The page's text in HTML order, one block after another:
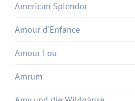
American Splendor
Amour d'Enfance
Amour Fou
Amrum